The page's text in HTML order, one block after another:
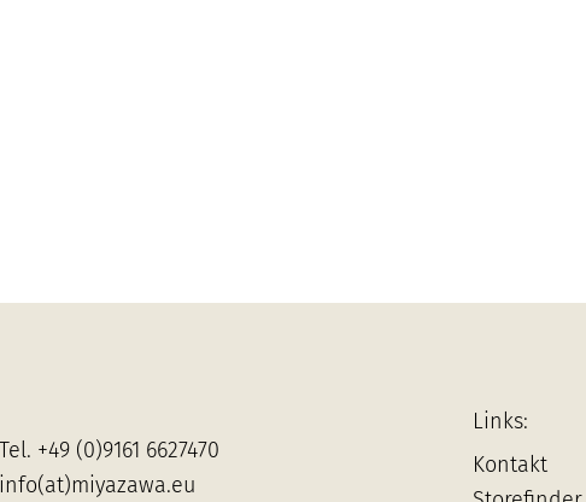
Tel. +49 (0)9161 6627470
info(at)miyazawa.eu
Links:
Kontakt